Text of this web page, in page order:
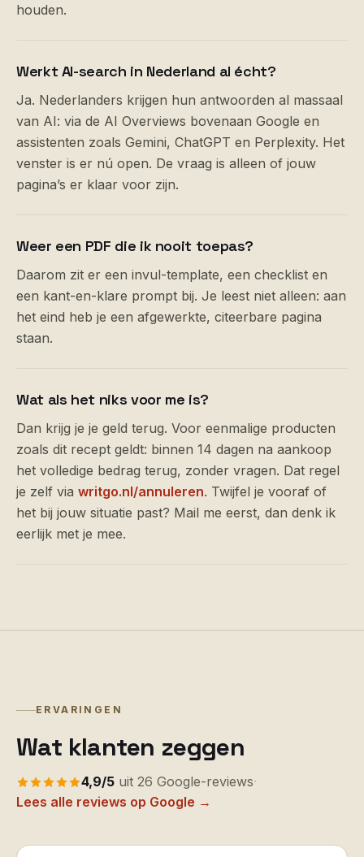
houden.
Werkt AI-search in Nederland al écht?
Ja. Nederlanders krijgen hun antwoorden al massaal
van AI: via de AI Overviews bovenaan Google en
assistenten zoals Gemini, ChatGPT en Perplexity. Het
venster is er nú open. De vraag is alleen of jouw
pagina’s er klaar voor zijn.
Weer een PDF die ik nooit toepas?
Daarom zit er een invul-template, een checklist en
een kant-en-klare prompt bij. Je leest niet alleen: aan
het eind heb je een afgewerkte, citeerbare pagina
staan.
Wat als het niks voor me is?
Dan krijg je je geld terug. Voor eenmalige producten
zoals dit recept geldt: binnen 14 dagen na aankoop
het volledige bedrag terug, zonder vragen. Dat regel
je zelf via writgo.nl/annuleren. Twijfel je vooraf of
het bij jouw situatie past? Mail me eerst, dan denk ik
eerlijk met je mee.
ERVARINGEN
Wat klanten zeggen
4,9/5 uit 26 Google-reviews·
Lees alle reviews op Google →